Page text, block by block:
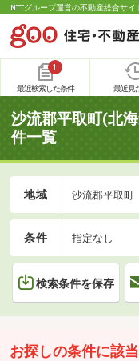
NTTグループ運営の不動産総合サイ
1
最近検索した条件 最近見
沙流郡平取町(北
件一覧
地域 沙流郡平取町
条件 指定なし
検索条件を保存
お探しの条件に該